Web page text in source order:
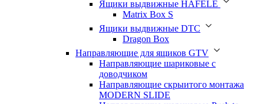
Ящики выдвижные HAFELE
Matrix Box S
Ящики выдвижные DTC
Dragon Box
Направляющие для ящиков GTV
Направляющие шариковые с
доводчиком
Направляющие скрыитого монтажа
MODERN SLIDE